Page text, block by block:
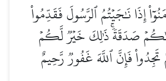
إِذَا نَٰجَيۡتُمُ ٱلرَّسُولَ فَقَدِّمُواْ
صَدَقَةٗۚ ذَٰلِكَ خَيۡرٞ لَّكُمۡ
فَإِنَّ ٱللَّهَ غَفُورٞ رَّحِيمٌ